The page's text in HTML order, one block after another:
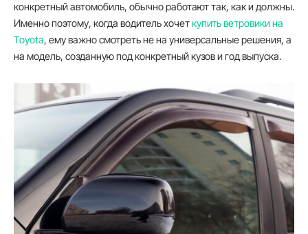
конкретный автомобиль, обычно работают так, как и должны.
Именно поэтому, когда водитель хочеткупить ветровики на
Toyota, ему важно смотреть не на универсальные решения, а
на модель, созданную под конкретный кузов и год выпуска.